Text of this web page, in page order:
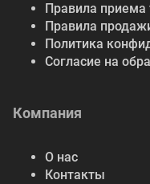
Правила приема
Правила
Политика
Согласие на
Компания
О нас
Контакты